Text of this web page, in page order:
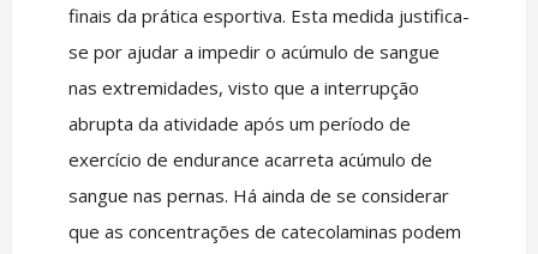
finais da prática esportiva. Esta medida justifica-
se por ajudar a impedir o acúmulo de sangue
nas extremidades, visto que a interrupção
abrupta da atividade após um período de
exercício de endurance acarreta acúmulo de
sangue nas pernas. Há ainda de se considerar
que as concentrações de catecolaminas podem